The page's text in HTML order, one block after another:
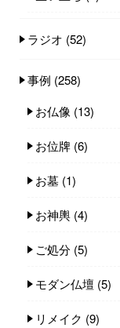
ラジオ (52)
事例 (258)
お仏像 (13)
お位牌 (6)
お墓 (1)
お神輿 (4)
ご処分 (5)
モダン仏壇 (5)
リメイク (9)